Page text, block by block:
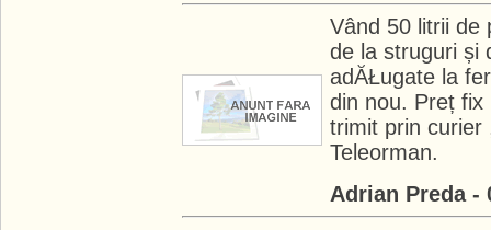
Vând 50 litrii de
de la struguri și
adĂŁugate la
din nou. Preț fix
trimit prin curier
Teleorman.
Adrian Preda -